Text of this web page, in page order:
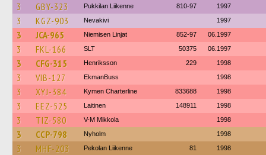
3 GBY-323 Pukkilan Liikenne 810-97 1997
3 KGZ-903 Nevakivi 1997
3 JCA-965 Niemisen Linjat 852-97 06.1997
3 FKL-166 SLT 50375 06.1997
3 CFG-315 Henriksson 229 1998
3 VIB-127 EkmanBuss 1998
3 XYJ-384 Kymen Charterline 833688 1998
3 EEZ-525 Laitinen 148911 1998
3 TIZ-580 V-M Mikkola 1998
3 CCP-798 Nyholm 1998
3 MHF-203 Pekolan Liikenne 81 1998